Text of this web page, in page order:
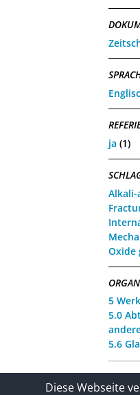
ja (1)
Oxide
5
5.0
5.6
Diese Webseite